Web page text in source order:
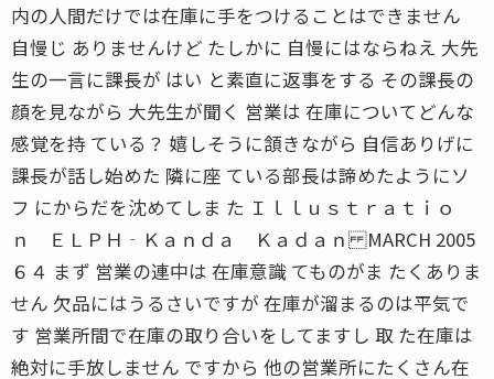
内の人間だけでは在庫に手をつけることはできません
自慢じ ありませんけど たしかに 自慢にはならねえ 大先
生の一言に課長が はい と素直に返事をする その課長の
顔を見ながら 大先生が聞く 営業は 在庫についてどんな
感覚を持 ている？ 嬉しそうに頷きながら 自信ありげに
課長が話し始めた 隣に座 ている部長は諦めたようにソ
フ にからだを沈めてしま た Ｉｌｌｕｓｔｒａｔｉｏ
ｎ ＥＬＰＨ‐Ｋａｎｄａ Ｋａｄａｎ MARCH 2005
６４ まず 営業の連中は 在庫意識 てものがま たくありま
せん 欠品にはうるさいですが 在庫が溜まるのは平気で
す 営業所間で在庫の取り合いをしてますし 取 た在庫は
絶対に手放しません ですから 他の営業所にたくさん在